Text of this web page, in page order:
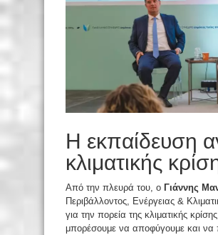
Η εκπαίδευση
κλιματικής
Από την πλευρά του, ο Γιάννης
Περιβάλλοντος, Ενέργειας &
για την πορεία της κλιματικής
μπορέσουμε να αποφύγουμε και να